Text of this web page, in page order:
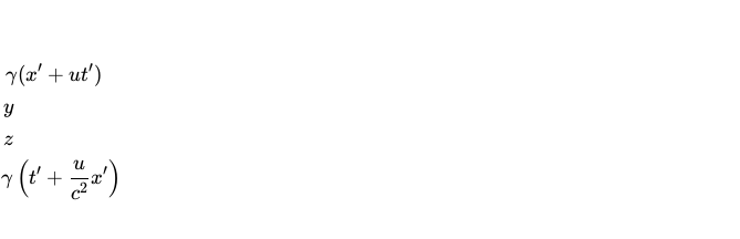
γ(x′ + ut′)
y
z
γ (t′ +
c2
u
x′)